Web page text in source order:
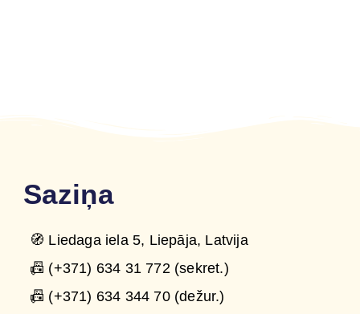
Saziņa
🧭 Liedaga iela 5, Liepāja, Latvija
📠 (+371) 634 31 772 (sekret.)
📠 (+371) 634 344 70 (dežur.)